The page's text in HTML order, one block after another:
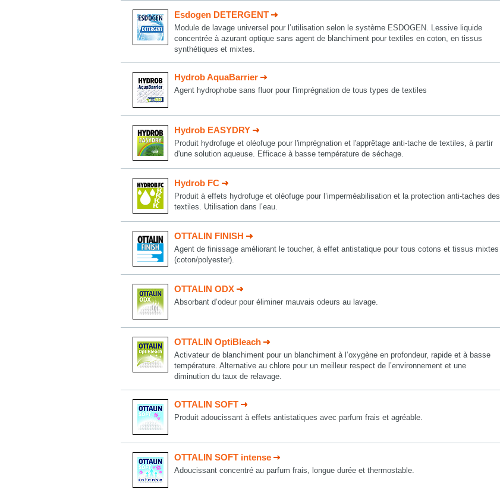
Esdogen DETERGENT
Module de lavage universel pour l’utilisation selon le système ESDOGEN. Lessive liquide
concentrée à azurant optique sans agent de blanchiment pour textiles en coton, en tissus
synthétiques et mixtes.
Hydrob AquaBarrier
Agent hydrophobe sans fluor pour l'imprégnation de tous types de textiles
Hydrob EASYDRY
Produit hydrofuge et oléofuge pour l'imprégnation et l'apprêtage anti-tache de textiles, à partir
d'une solution aqueuse. Efficace à basse température de séchage.
Hydrob FC
Produit à effets hydrofuge et oléofuge pour l’imperméabilisation et la protection anti-taches des
textiles. Utilisation dans l’eau.
OTTALIN FINISH
Agent de finissage améliorant le toucher, à effet antistatique pour tous cotons et tissus mixtes
(coton/polyester).
OTTALIN ODX
Absorbant d’odeur pour éliminer mauvais odeurs au lavage.
OTTALIN OptiBleach
Activateur de blanchiment pour un blanchiment à l’oxygène en profondeur, rapide et à basse
température. Alternative au chlore pour un meilleur respect de l’environnement et une
diminution du taux de relavage.
OTTALIN SOFT
Produit adoucissant à effets antistatiques avec parfum frais et agréable.
OTTALIN SOFT intense
Adoucissant concentré au parfum frais, longue durée et thermostable.